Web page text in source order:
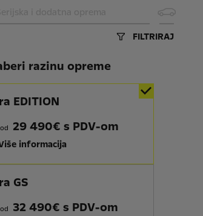
FILTRIRAJ
razinu opreme
EDITION
29 490€ s PDV-om
informacija
GS
32 490€ s PDV-om